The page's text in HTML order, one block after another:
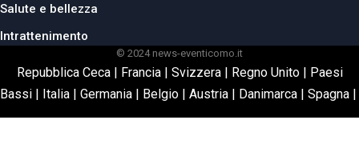
Salute e bellezza
Intrattenimento
© 2024 news-eventicomo.it
Repubblica Ceca| Francia| Svizzera| Regno Unito| Paesi
Bassi | Italia | Germania | Belgio | Austria | Danimarca | Spagna |